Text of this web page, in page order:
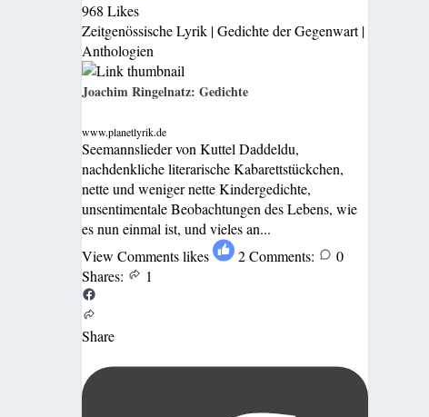
968 Likes
Zeitgenössische Lyrik | Gedichte der Gegenwart |
Anthologien
Joachim Ringelnatz: Gedichte
www.planetlyrik.de
Seemannslieder von Kuttel Daddeldu,
nachdenkliche literarische Kabarettstückchen,
nette und weniger nette Kindergedichte,
unsentimentale Beobachtungen des Lebens, wie
es nun einmal ist, und vieles an...
View Comments likes 2 Comments:
0
Shares:
1
Share